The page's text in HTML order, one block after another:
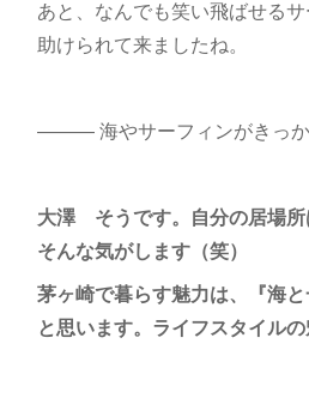
あと、なんでも笑い飛ばせる
助けられて来ましたね。
――― 海やサーフィンがきっか
大澤 そうです。自分の居場所
そんな気がします（笑）
茅ヶ崎で暮らす魅力は、『海
と思います。ライフスタイルの